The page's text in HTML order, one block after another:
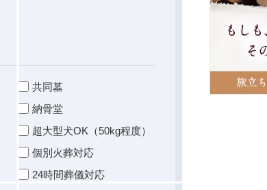
共同墓
納骨堂
超大型犬OK（50kg程度）
個別火葬対応
24時間葬儀対応